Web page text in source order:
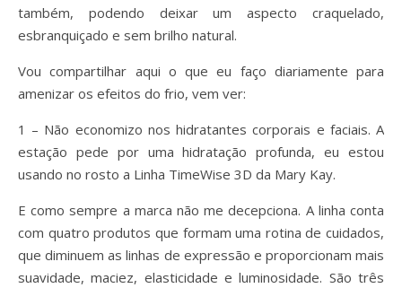
também, podendo deixar um aspecto craquelado,
esbranquiçado e sem brilho natural.
Vou compartilhar aqui o que eu faço diariamente para
amenizar os efeitos do frio, vem ver:
1 – Não economizo nos hidratantes corporais e faciais. A
estação pede por uma hidratação profunda, eu estou
usando no rosto a Linha TimeWise 3D da Mary Kay.
E como sempre a marca não me decepciona. A linha conta
com quatro produtos que formam uma rotina de cuidados,
que diminuem as linhas de expressão e proporcionam mais
suavidade, maciez, elasticidade e luminosidade. São três